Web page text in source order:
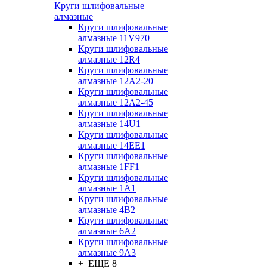
Круги шлифовальные
алмазные
Круги шлифовальные
алмазные 11V970
Круги шлифовальные
алмазные 12R4
Круги шлифовальные
алмазные 12А2-20
Круги шлифовальные
алмазные 12А2-45
Круги шлифовальные
алмазные 14U1
Круги шлифовальные
алмазные 14ЕЕ1
Круги шлифовальные
алмазные 1FF1
Круги шлифовальные
алмазные 1А1
Круги шлифовальные
алмазные 4В2
Круги шлифовальные
алмазные 6A2
Круги шлифовальные
алмазные 9А3
+ ЕЩЕ 8